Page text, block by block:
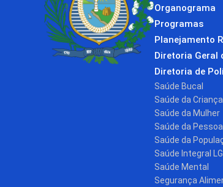
Organograma
Programas
Planejamento
Diretoria Geral
Diretoria de
Saúde Bucal
Saúde da
Saúde da Mulher
Saúde da
Saúde da
Saúde Integral
Saúde Mental
Segurança